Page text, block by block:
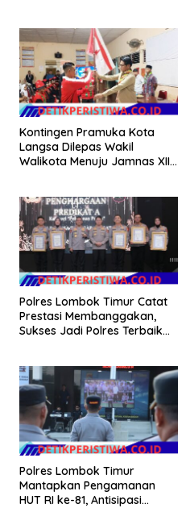
Kontingen Pramuka Kota
Langsa Dilepas Wakil
Walikota Menuju Jamnas XII
Polres Lombok Timur Catat
Prestasi Membanggakan,
Sukses Jadi Polres Terbaik
Polres Lombok Timur
Mantapkan Pengamanan
HUT RI ke-81, Antisipasi